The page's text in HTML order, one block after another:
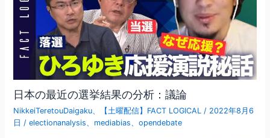
日本の最近の選挙結果の分析：議論
NikkeiTeretouDaigaku、 【土曜配信】FACT LOGICAL / 2022年8月6
日 /electionanalysis、 mediabias、opendebate